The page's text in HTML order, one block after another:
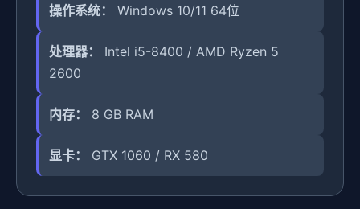
操作系统： Windows 10/11 64位
处理器：
Intel i5-8400 / AMD Ryzen 5
2600
内存： 8 GB RAM
显卡： GTX 1060 / RX 580